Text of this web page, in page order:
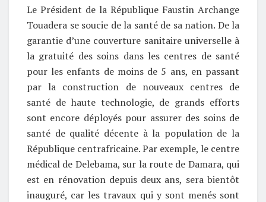
Le Président de la République Faustin Archange
Touadera se soucie de la santé de sa nation. De la
garantie d’une couverture sanitaire universelle à
la gratuité des soins dans les centres de santé
pour les enfants de moins de 5 ans, en passant
par la construction de nouveaux centres de
santé de haute technologie, de grands efforts
sont encore déployés pour assurer des soins de
santé de qualité décente à la population de la
République centrafricaine. Par exemple, le centre
médical de Delebama, sur la route de Damara, qui
est en rénovation depuis deux ans, sera bientôt
inauguré, car les travaux qui y sont menés sont